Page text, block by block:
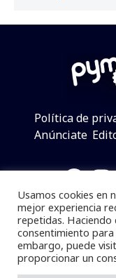
Política de
Anúnciate
Pymempresario ©
Se prohibe el uso
Usamos cookies en
mejor experiencia
repetidas. Haciendo
consentimiento para
embargo, puede
proporcionar un